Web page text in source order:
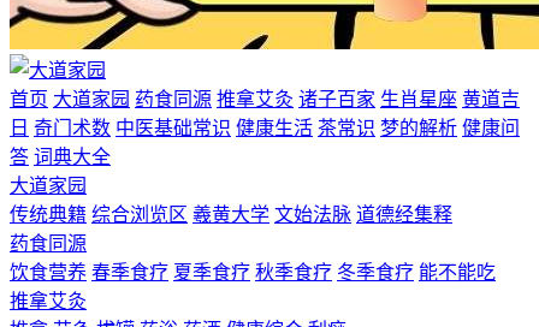
首页 大道家园 药食同源 推拿艾灸 诸子百家 生肖星座 黄道吉
日 奇门术数 中医基础常识 健康生活 茶常识 梦的解析 健康问
答 词典大全
大道家园
传统典籍 综合浏览区 羲黄大学 文始法脉 道德经集释
药食同源
饮食营养 春季食疗 夏季食疗 秋季食疗 冬季食疗 能不能吃
推拿艾灸